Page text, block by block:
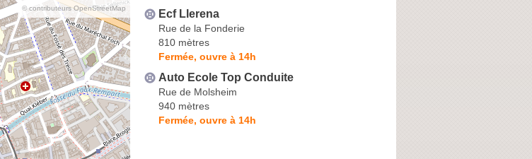
© contributeurs OpenStreetMap Ecf Llerena
Rue de la Fonderie
810 mètres
Fermée, ouvre à 14h
Auto Ecole Top Conduite
Rue de Molsheim
940 mètres
Fermée, ouvre à 14h